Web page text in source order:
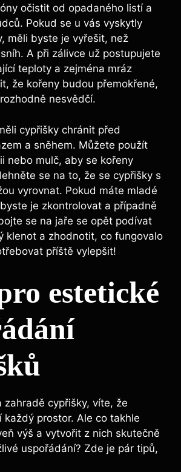
očistit od opadaného listí a
Pokud se u vás vyskytly
měli byste je vyřešit, než
A při zálivce už postupujete
teploty a zejména mráz
že kořeny budou přemokřené,
nesvědčí.
cypřišky chránit před
a sněhem. Můžete použít
nebo mulč, aby se kořeny
se na to, že se cypřišky s
vyrovnat. Pokud máte mladé
je zkontrolovat a případně
se na jaře se opět podívat
klenot a zhodnotit, co fungovalo
příště vylepšit!
estetické
zahradě cypřišky, víte, že
každý prostor. Ale co takhle
výš a vytvořit z nich skutečně
uspořádání? Zde je pár tipů,